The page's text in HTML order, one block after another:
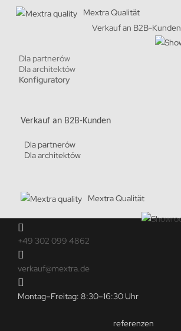
Mextra Qualität
Verkauf an B2B-Kunden
Dla partnerów
Dla architektów
Konfiguratory
Verkauf an B2B-Kunden
Dla partnerów
Dla architektów
Mextra Qualität
+49 302 099 4862
verkauf@mextra.de
Montag–Freitag: 8:30–16:30 Uhr
referenzen